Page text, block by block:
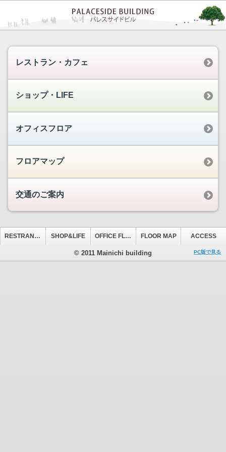
レストラン・カフェ
ショップ・LIFE
オフィスフロア
フロアマップ
交通のご案内
RESTRANT&CAFE SHOP&LIFE OFFICE FLOOR FLOOR MAP ACCESS
© 2011 Mainichi building PC版で見る